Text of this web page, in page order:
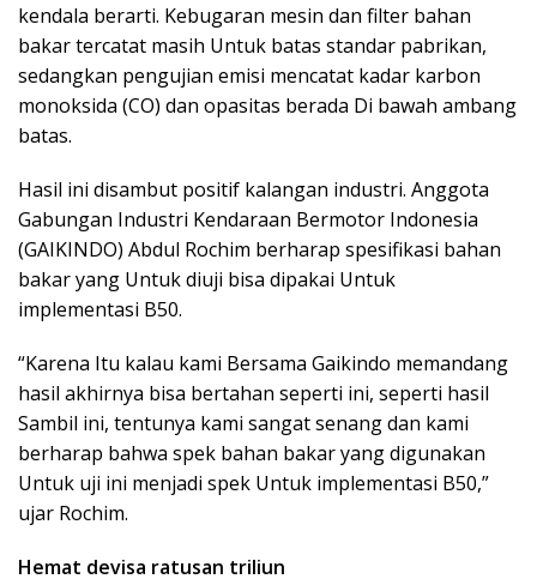
kendala berarti. Kebugaran mesin dan filter bahan
bakar tercatat masih Untuk batas standar pabrikan,
sedangkan pengujian emisi mencatat kadar karbon
monoksida (CO) dan opasitas berada Di bawah ambang
batas.
Hasil ini disambut positif kalangan industri. Anggota
Gabungan Industri Kendaraan Bermotor Indonesia
(GAIKINDO) Abdul Rochim berharap spesifikasi bahan
bakar yang Untuk diuji bisa dipakai Untuk
implementasi B50.
“Karena Itu kalau kami Bersama Gaikindo memandang
hasil akhirnya bisa bertahan seperti ini, seperti hasil
Sambil ini, tentunya kami sangat senang dan kami
berharap bahwa spek bahan bakar yang digunakan
Untuk uji ini menjadi spek Untuk implementasi B50,”
ujar Rochim.
Hemat devisa ratusan triliun